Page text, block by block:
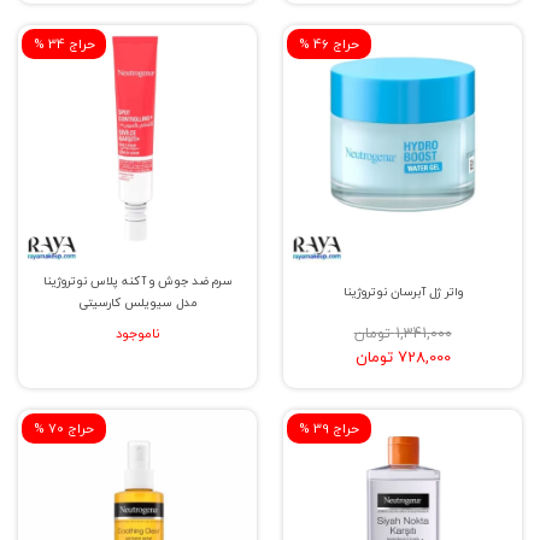
نیتروژنا یا نوتورژنا ساخت کجاست؟
% حراج 46
واتر ژل آبرسان نوتروژینا
1,341,000 تومان
728,000 تومان
% حراج 34
سرم ضد جوش و آکنه پلاس نوتروژینا
مدل سیویلس کارسیتی
ناموجود
% حراج 39 % حراج 70